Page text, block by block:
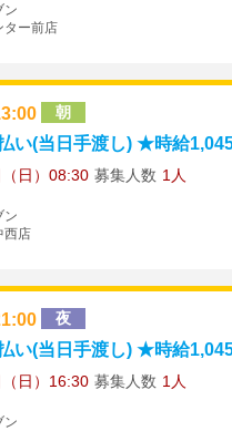
ン
ター前店
朝
い(当日手渡し) ★時給
日）08:30 募集人数 1人
ン
西店
夜
い(当日手渡し) ★時給
日）16:30 募集人数 1人
ン